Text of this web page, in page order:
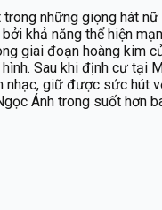
những giọng hát
bởi khả năng thể hiện
giai đoạn hoàng kim
Sau khi định cư tại
nhạc, giữ được sức hút
Ánh trong suốt hơn